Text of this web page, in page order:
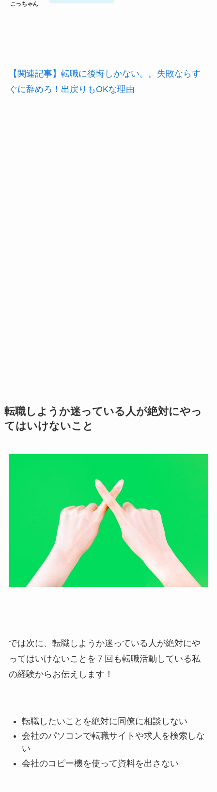
【関連記事】転職に後悔しかない。。失敗ならす
ぐに辞めろ！出戻りもOKな理由
転職しようか迷っている人が絶対にやっ
てはいけないこと
では次に、転職しようか迷っている人が絶対にや
ってはいけないことを７回も転職活動している私
の経験からお伝えします！
転職したいことを絶対に同僚に相談しない
会社のパソコンで転職サイトや求人を検索しな
い
会社のコピー機を使って資料を出さない